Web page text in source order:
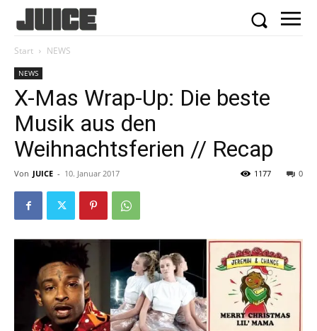
Start NEWS
NEWS
X-Mas Wrap-Up: Die beste
Musik aus den
Weihnachtsferien // Recap
Von JUICE - 10. Januar 2017 0
1177